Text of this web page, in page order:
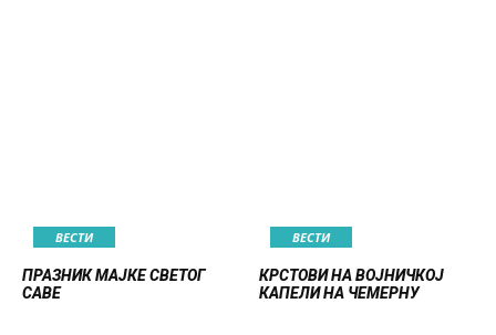
ВЕСТИ
ПРАЗНИК МАЈКЕ СВЕТОГ
САВЕ
ВЕСТИ
КРСТОВИ НА ВОЈНИЧКОЈ
КАПЕЛИ НА ЧЕМЕРНУ